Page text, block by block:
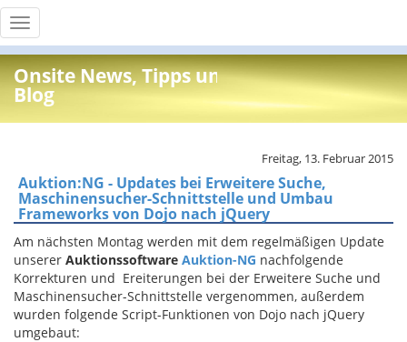
Toggle
navigation
Onsite News, Tipps und Info
Blog
Freitag, 13. Februar 2015
Auktion:NG - Updates bei Erweitere Suche,
Maschinensucher-Schnittstelle und Umbau
Frameworks von Dojo nach jQuery
Am nächsten Montag werden mit dem regelmäßigen Update
unserer Auktionssoftware Auktion-NG nachfolgende
Korrekturen und Ereiterungen bei der Erweitere Suche und
Maschinensucher-Schnittstelle vergenommen, außerdem
wurden folgende Script-Funktionen von Dojo nach jQuery
umgebaut: